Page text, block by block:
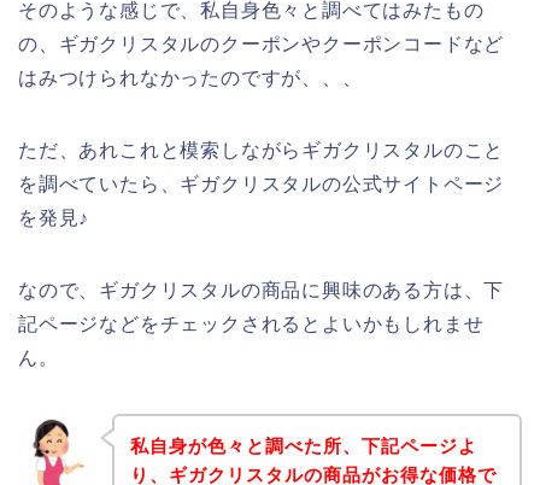
そのような感じで、私自身色々と調べてはみたもの
の、ギガクリスタルのクーポンやクーポンコードなど
はみつけられなかったのですが、、、
ただ、あれこれと模索しながらギガクリスタルのこと
を調べていたら、ギガクリスタルの公式サイトページ
を発見♪
なので、ギガクリスタルの商品に興味のある方は、下
記ページなどをチェックされるとよいかもしれませ
ん。
私自身が色々と調べた所、下記ページよ
り、ギガクリスタルの商品がお得な価格で